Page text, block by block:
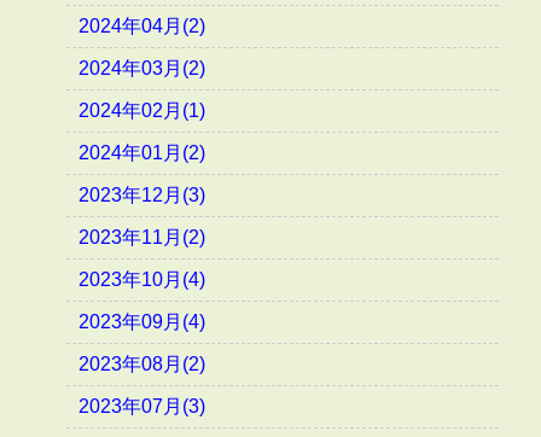
2024年04月(2)
2024年03月(2)
2024年02月(1)
2024年01月(2)
2023年12月(3)
2023年11月(2)
2023年10月(4)
2023年09月(4)
2023年08月(2)
2023年07月(3)